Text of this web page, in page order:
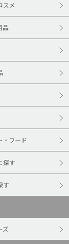
スメ
品
・フード
探す
す
ズ